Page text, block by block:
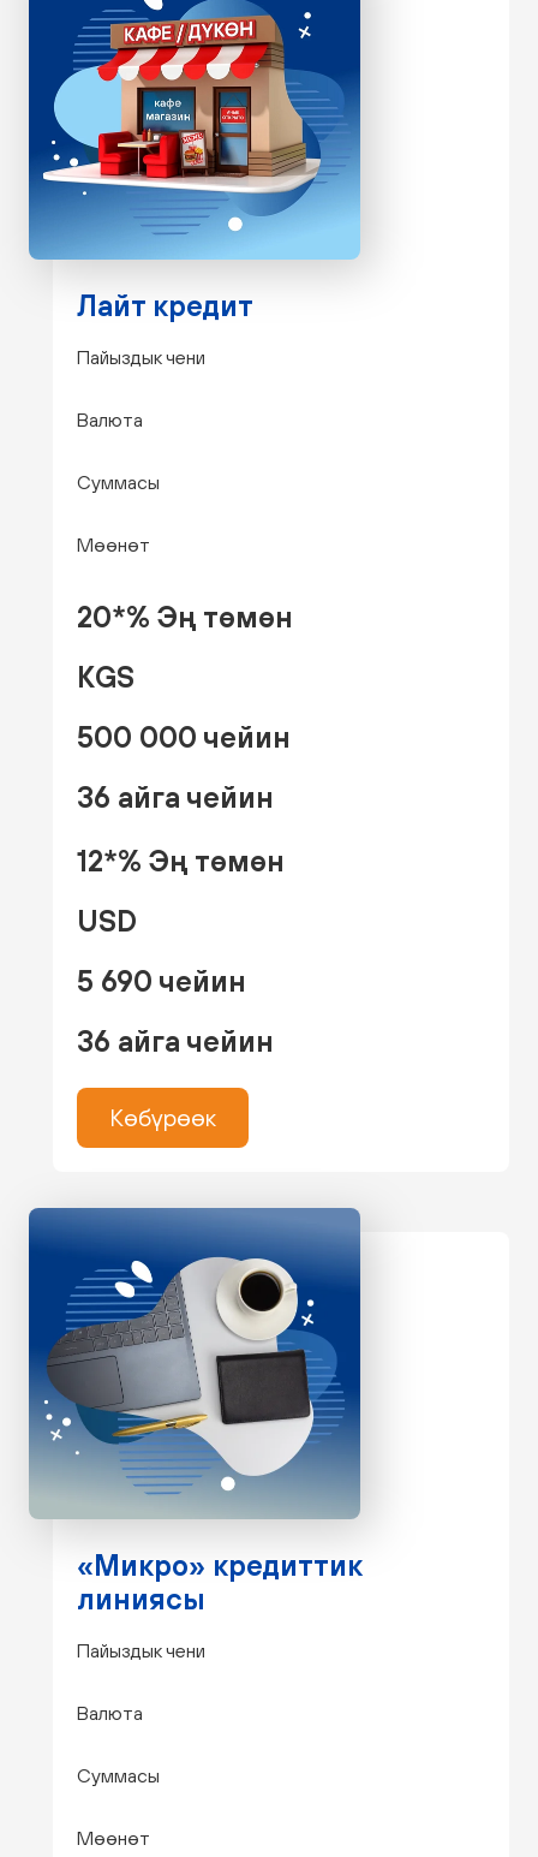
Лайт кредит
Пайыздык чени
Валюта
Суммасы
Мөөнөт
20*% Эң төмөн
KGS
500 000 чейин
36 айга чейин
12*% Эң төмөн
USD
5 690 чейин
36 айга чейин
Көбүрөөк
«Микро» кредиттик
линиясы
Пайыздык чени
Валюта
Суммасы
Мөөнөт